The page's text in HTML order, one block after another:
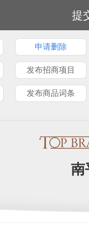
提
申请删除
发布招商项目
发布商品词条
南